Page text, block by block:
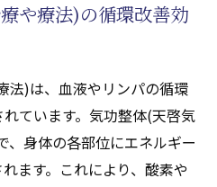
や療法)の循環改善効
法)は、血液やリンパの循環
ています。気功整体(天啓気
、身体の各部位にエネルギー
ます。これにより、酸素や